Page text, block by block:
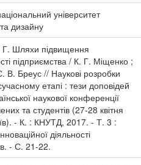
університет
дизайну
Шляхи підвищення
підприємства / К. Г. Міщенко ;
В. Бреус // Наукові розробки
етапі : тези доповідей
наукової конференції
та студентів (27-28 квітня
- К. : КНУТД, 2017. - Т. 3 :
діяльності
- С. 21-22.